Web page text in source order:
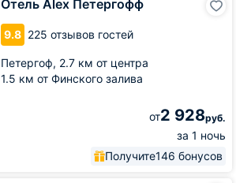
Отель Alex Петергофф
9.8 225 отзывов гостей
Петергоф, 2.7 км от центра
1.5 км от Финского залива
от2 928руб.
за 1 ночь
Получите146 бонусов